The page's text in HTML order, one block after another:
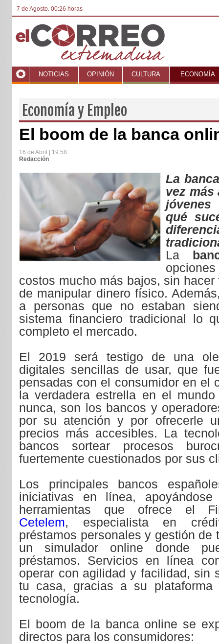
7 de Agosto. 00:26 horas
NOTICIAS OPINIÓN CULTURA ECONOMÍA
Economía y Empleo
El boom de la banca
16 de Abril | 19:58
Redacción
La
vez más
jóvenes
qué
La
costos mucho más bajos, sin
de manipular dinero físico.
a personas que no estaban
sistema financiero tradicional lo
completo el mercado.
El 2019 será testigo de una
digitales sencillas de usar, que
pensadas con el consumidor en el
la verdadera estrella en el
nunca, son los bancos y
por su atención y por ofrecerle
precios más accesibles. La
bancos sortear procesos
fuertemente cuestionados por sus
Los principales bancos
iniciativas en línea,
herramientas que ofrece el
Cetelem, especialista en
préstamos personales y gestión de
un simulador online donde
préstamos. Servicios en línea
operar con agilidad y facilidad, sin
tu casa, gracias a su
tecnología.
El boom de la banca online se
directos para los consumidores: